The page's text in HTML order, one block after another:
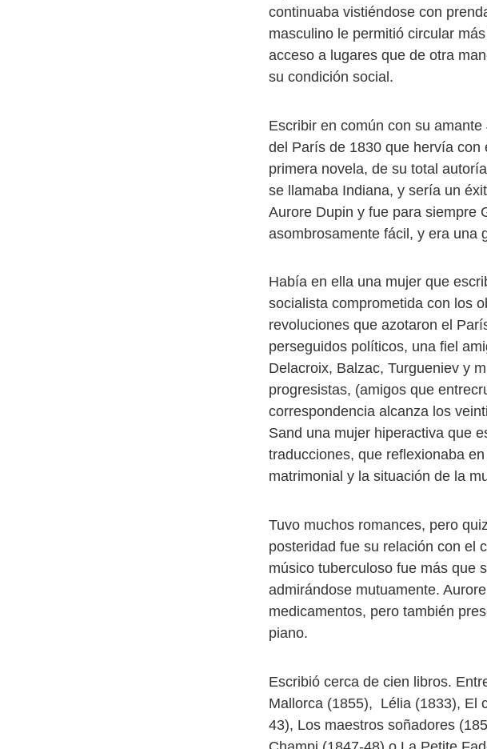
continuaba vistiéndose con
masculino le permitió circular
acceso a lugares que de otra
su condición social.
Escribir en común con su
del París de 1830 que hervía
primera novela, de su total
se llamaba Indiana, y sería un
Aurore Dupin y fue para siempre
asombrosamente fácil, y era una
Había en ella una mujer que
socialista comprometida con los
revoluciones que azotaron el
perseguidos políticos, una fiel
Delacroix, Balzac, Turgueniev y
progresistas, (amigos que
correspondencia alcanza los
Sand una mujer hiperactiva que
traducciones, que reflexionaba
matrimonial y la situación de la
Tuvo muchos romances, pero
posteridad fue su relación con el
músico tuberculoso fue más que
admirándose mutuamente.
medicamentos, pero también
piano.
Escribió cerca de cien libros.
Mallorca (1855), Lélia (1833), El
43), Los maestros soñadores